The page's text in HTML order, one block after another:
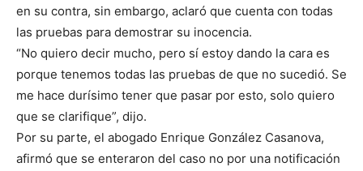
en su contra, sin embargo, aclaró que cuenta con todas
las pruebas para demostrar su inocencia.
“No quiero decir mucho, pero sí estoy dando la cara es
porque tenemos todas las pruebas de que no sucedió. Se
me hace durísimo tener que pasar por esto, solo quiero
que se clarifique”, dijo.
Por su parte, el abogado Enrique González Casanova,
afirmó que se enteraron del caso no por una notificación